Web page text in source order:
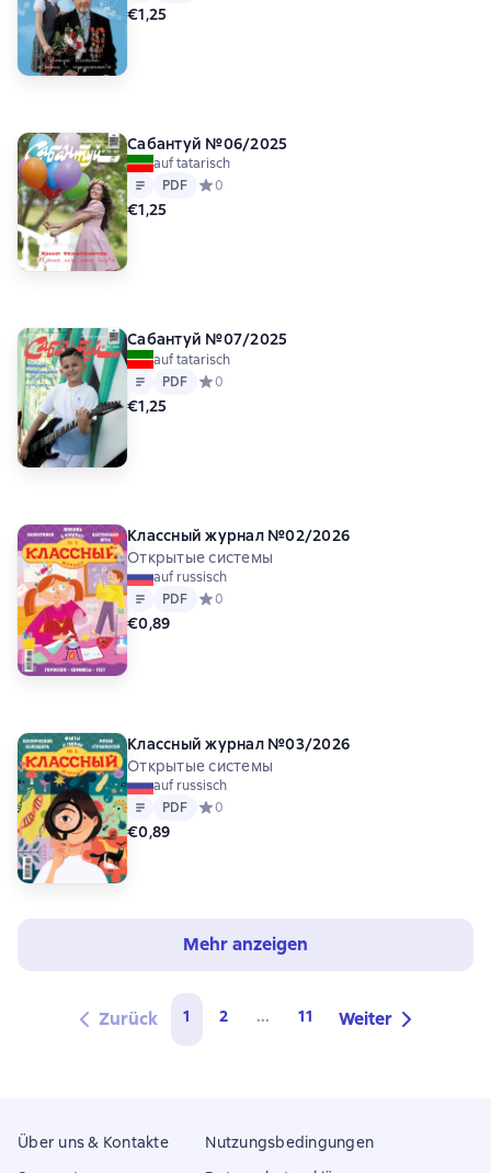
€1,25
Сабантуй №06/2025
auf tatarisch
Text
PDF
PDF Средний рейтинг 0 на основе 0 оценок
0
€1,25
Сабантуй №07/2025
auf tatarisch
Text
PDF
PDF Средний рейтинг 0 на основе 0 оценок
0
€1,25
Классный журнал №02/2026
Открытые системы
auf russisch
Text
PDF
PDF Средний рейтинг 0 на основе 0 оценок
0
€0,89
Классный журнал №03/2026
Открытые системы
auf russisch
Text
PDF
PDF Средний рейтинг 0 на основе 0 оценок
0
€0,89
Mehr anzeigen
Zurück 1 2 ... 11 Weiter
Über uns & Kontakte
Nutzungsbedingungen